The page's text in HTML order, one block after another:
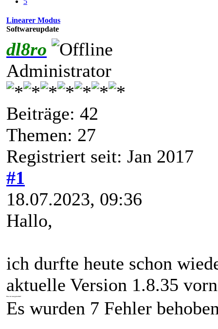
Linearer Modus
Softwareupdate
dl8ro
Administrator
Beiträge: 42
Themen: 27
Registriert seit: Jan 2017
#1
18.07.2023, 09:36
Hallo,
ich durfte heute schon
aktuelle Version 1.8.35
Was ist neu/geändert?
Es wurden 7 Fehler